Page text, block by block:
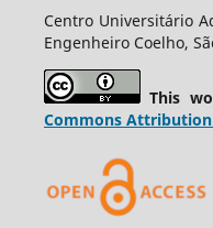
Centro Universitário
Engenheiro Coelho,
This
Commons